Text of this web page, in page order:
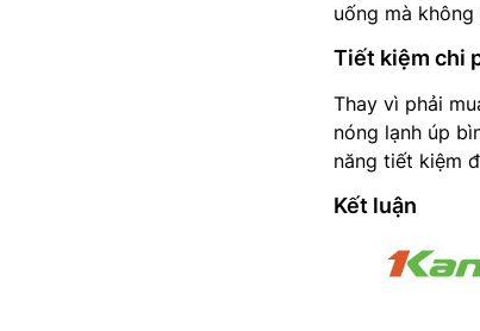
uống mà
Tiết kiệm chi
Thay vì phải
nóng lạnh úp
năng tiết kiệm
Kết luận